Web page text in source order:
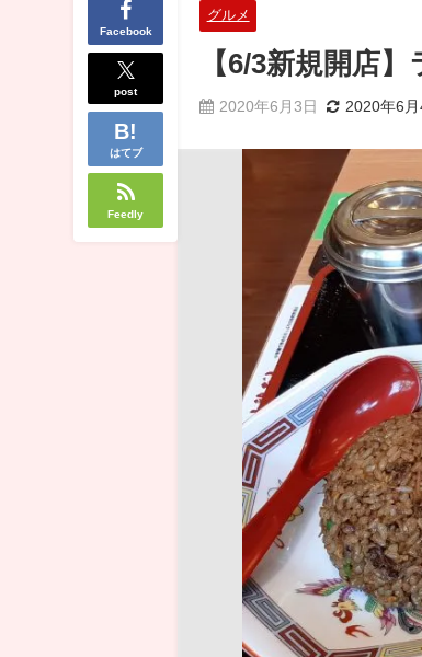
Facebook
post
はてブ
Feedly
グルメ
【6/3新規開店
2020年6月3日 2020年6月